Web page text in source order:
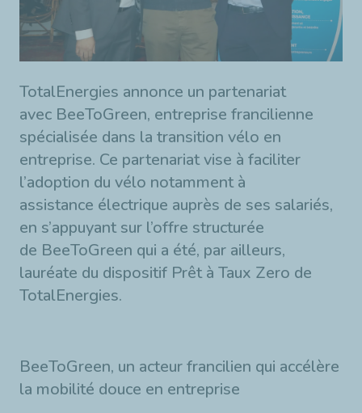
TotalEnergies annonce un partenariat
avec BeeToGreen, entreprise francilienne
spécialisée dans la transition vélo en
entreprise. Ce partenariat vise à faciliter
l’adoption du vélo notamment à
assistance électrique auprès de ses salariés,
en s’appuyant sur l’offre structurée
de BeeToGreen qui a été, par ailleurs,
lauréate du dispositif Prêt à Taux Zero de
TotalEnergies.
BeeToGreen, un acteur francilien qui accélère
la mobilité douce en entreprise